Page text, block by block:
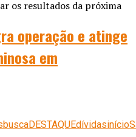
os resultados da próxima
buscaDESTAQUEdívidasinício
operação e atinge
em